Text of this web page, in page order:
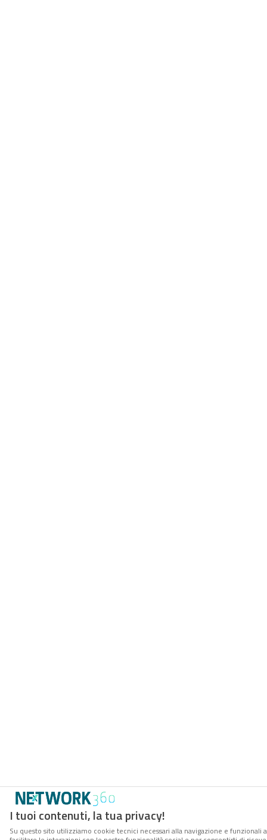
I tuoi contenuti, la tua privacy!
Su questo sito utilizziamo cookie tecnici necessari alla navigazione e